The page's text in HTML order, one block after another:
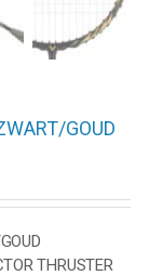
GOUD
THRUSTER